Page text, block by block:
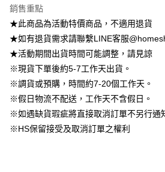
匯豐（台灣）商業銀行
聯邦商業銀行
遠東
元大商業銀行
星展
台新國際商業銀行
中國
台灣樂天信用卡公司
臺灣中小企業銀行
匯豐（台灣）商業銀行
華泰
聯邦商業銀行
遠東
元大商業銀行
永豐
玉山商業銀行
台灣樂天信用卡公司
上海商業儲蓄銀行
國泰世華商業銀行
兆豐
臺灣中小企業銀行
台中
匯豐（台灣）商業銀行
華泰
聯邦商業銀行
遠東
元大商業銀行
玉山商業銀行
星展
台新國際商業銀行
台灣樂天信用卡公司
華南商業銀行
上海商業儲蓄銀行
台北
兆豐國際商業銀行
臺灣
台中商業銀行
匯豐
華泰商業銀行
聯邦
遠東國際商業銀行
永豐商業銀行
玉山
星展（台灣）商業銀行
台新
中國信託商業銀行
台灣
Apple Pay
街口支付
悠遊付
大哥付你分期
相關說明
【大哥付你分期使用說明】
1.本服務由台灣大哥大提供，台灣大哥大用戶可
AFTEE先享後付
銷售重點
★此商品為活動特價商品，不適用退貨
★如有退貨需求請聯繫LINE客服
★活動期間出貨時間可能調整，請見諒
※現貨下單後約5-7工作天出貨。
※調貨或預購，時間約7-20個工作天。
※假日物流不配送，工作天不含假日。
※如遇缺貨瑕疵將直接取消訂單不另行通
※HS保留接受及取消訂單之權利